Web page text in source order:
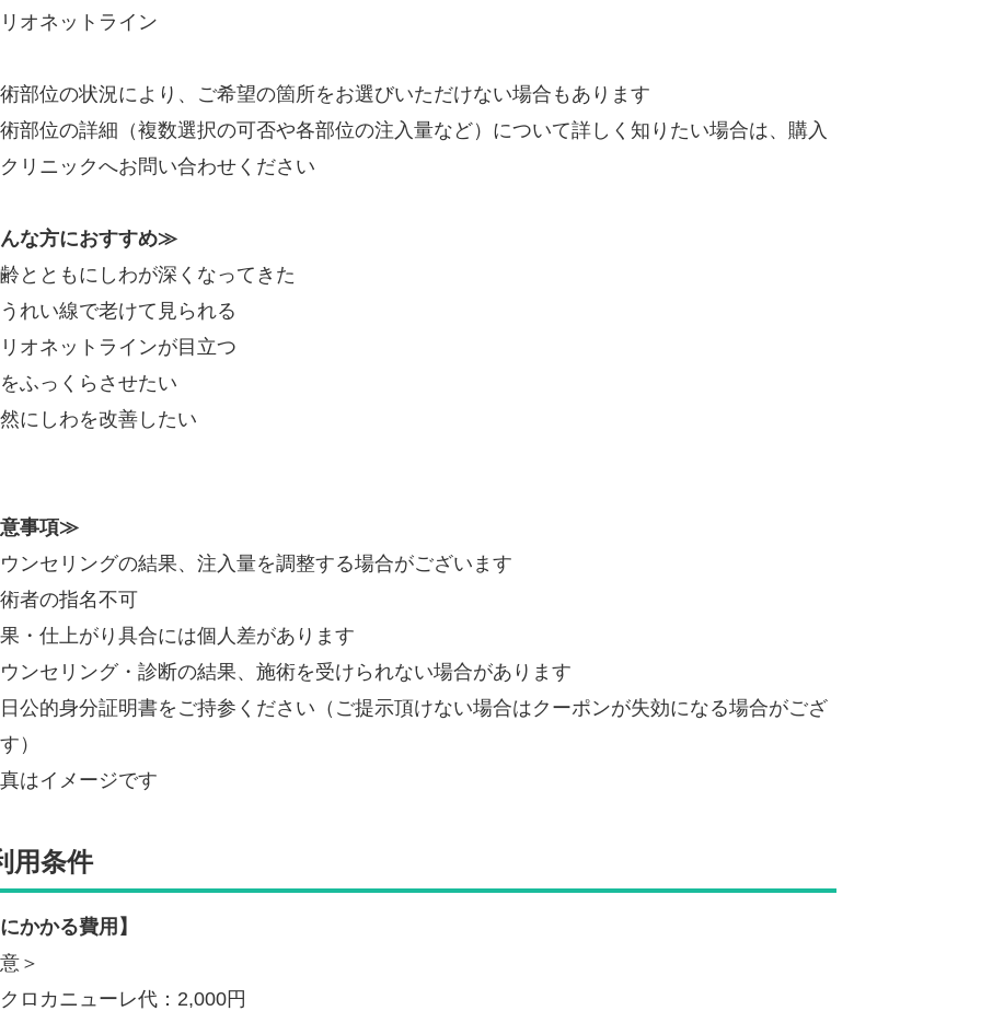
オネットライン
部位の状況により、ご希望の箇所をお選びいただけない場合もあります
部位の詳細（複数選択の可否や各部位の注入量など）について詳しく知りたい場合は、購入
リニックへお問い合わせください
な方におすすめ≫
とともにしわが深くなってきた
れい線で老けて見られる
オネットラインが目立つ
ふっくらさせたい
にしわを改善したい
事項≫
ンセリングの結果、注入量を調整する場合がございます
者の指名不可
・仕上がり具合には個人差があります
ンセリング・診断の結果、施術を受けられない場合があります
公的身分証明書をご持参ください（ご提示頂けない場合はクーポンが失効になる場合がござ
）
はイメージです
用条件
かかる費用】
＞
ロカニューレ代：2,000円